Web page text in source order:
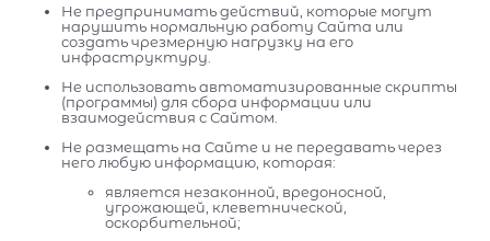
Не предпринимать действий, которые могут
нарушить нормальную работу Сайта или
создать чрезмерную нагрузку на его
инфраструктуру.
Не использовать автоматизированные скрипты
(программы) для сбора информации или
взаимодействия с Сайтом.
Не размещать на Сайте и не передавать через
него любую информацию, которая:
является незаконной, вредоносной,
угрожающей, клеветнической,
оскорбительной;